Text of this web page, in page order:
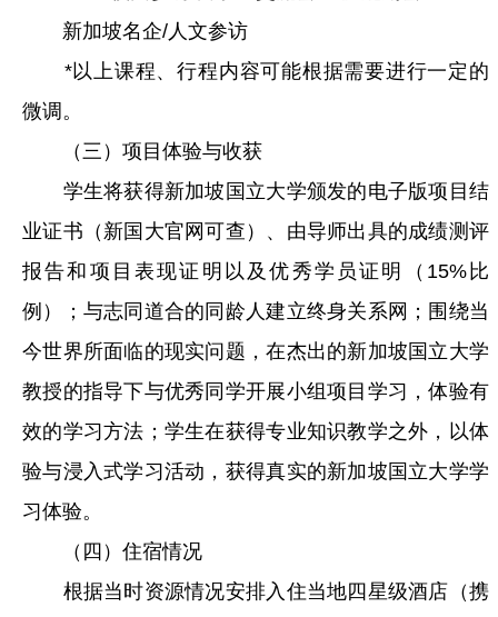
新加坡名企/人文参访
*以上课程、行程内容可能根据需要进行一定的
微调。
（三）项目体验与收获
学生将获得新加坡国立大学颁发的电子版项目结
业证书（新国大官网可查）、由导师出具的成绩测评
报告和项目表现证明以及优秀学员证明（15%比
例）；与志同道合的同龄人建立终身关系网；围绕当
今世界所面临的现实问题，在杰出的新加坡国立大学
教授的指导下与优秀同学开展小组项目学习，体验有
效的学习方法；学生在获得专业知识教学之外，以体
验与浸入式学习活动，获得真实的新加坡国立大学学
习体验。
（四）住宿情况
根据当时资源情况安排入住当地四星级酒店（携